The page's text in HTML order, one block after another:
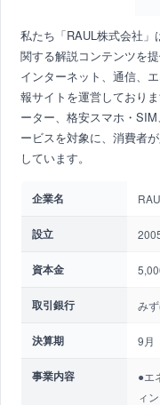
私たち「RAUL株式会社
関する解説コンテンツを
インターネット、通信、
報サイトを運営しており
ーター、格安スマホ・
ービスを対象に、消費者
しています。
企業名
設立
資本金
取引銀行 み
決算期 9月
事業内容
●エ
ィ